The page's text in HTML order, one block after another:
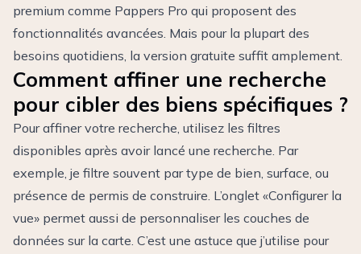
premium comme Pappers Pro qui proposent des
fonctionnalités avancées. Mais pour la plupart des
besoins quotidiens, la version gratuite suffit amplement.
Comment affiner une recherche
pour cibler des biens spécifiques ?
Pour affiner votre recherche, utilisez les filtres
disponibles après avoir lancé une recherche. Par
exemple, je filtre souvent par type de bien, surface, ou
présence de permis de construire. L’onglet «Configurer la
vue» permet aussi de personnaliser les couches de
données sur la carte. C’est une astuce que j’utilise pour